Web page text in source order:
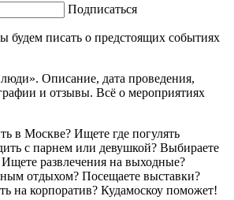
Подписаться
будем писать о предстоящих событиях
Описание, дата проведения,
и отзывы. Всё о мероприятиях
в Москве? Ищете где погулять
с парнем или девушкой? Выбираете
развлечения на выходные?
отдыхом? Посещаете выставки?
на корпоратив? Кудамоскоу поможет!